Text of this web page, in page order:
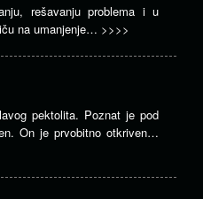
rešavanju problema i u
na umanjenje… >>>>
pektolita. Poznat je pod
On je prvobitno otkriven…